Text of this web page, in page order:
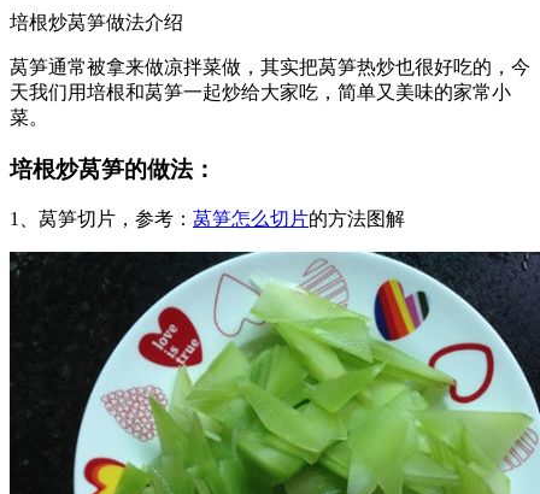
培根炒莴笋做法介绍
莴笋通常被拿来做凉拌菜做，其实把莴笋热炒也很好吃的，今
天我们用培根和莴笋一起炒给大家吃，简单又美味的家常小
菜。
培根炒莴笋的做法：
1、莴笋切片，参考： 莴笋怎么切片的方法图解